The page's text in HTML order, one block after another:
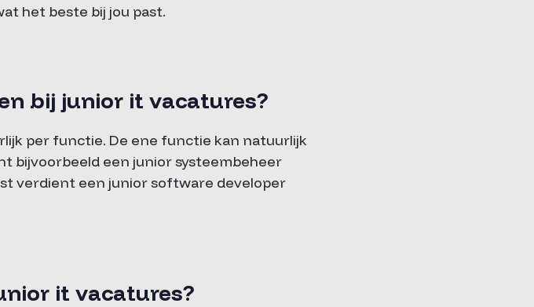
het beste bij jou past.
bij junior it vacatures?
per functie. De ene functie kan natuurlijk
bijvoorbeeld een junior systeembeheer
verdient een junior software developer
it vacatures?